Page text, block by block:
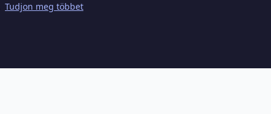
Tudjon meg többet